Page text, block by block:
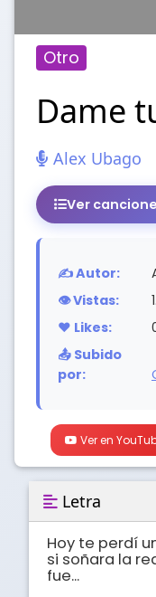
Otro
Dame
Alex Ubago
Ver
✍️ Autor:
👁️ Vistas:
❤️ Likes:
📤 Subido
por:
Ver en
Letra
Hoy te perdí
si soñara la
fue...